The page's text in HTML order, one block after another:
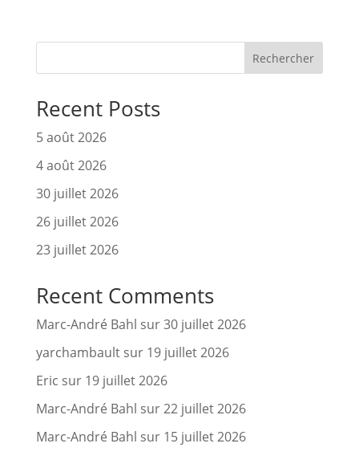
Rechercher
Recent Posts
5 août 2026
4 août 2026
30 juillet 2026
26 juillet 2026
23 juillet 2026
Recent Comments
Marc-André Bahl sur30 juillet 2026
yarchambaultsur 19 juillet 2026
Eric sur 19 juillet 2026
Marc-André Bahl sur22 juillet 2026
Marc-André Bahl sur 15 juillet 2026